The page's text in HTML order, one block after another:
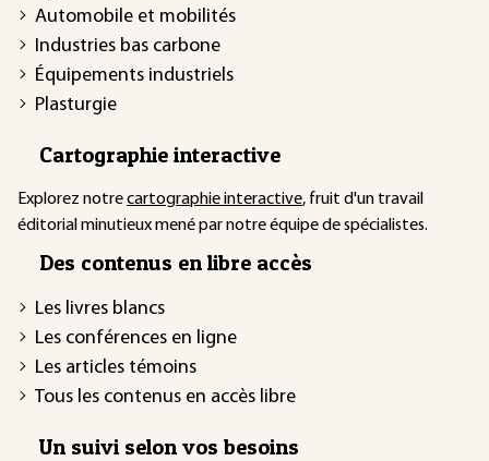
Automobile et mobilités
Industries bas carbone
Équipements industriels
Plasturgie
Cartographie interactive
Explorez notrecartographie interactive, fruit d'un travail
éditorial minutieux mené par notre équipe de spécialistes.
Des contenus en libre accès
Les livres blancs
Les conférences en ligne
Les articles témoins
Tous les contenus en accès libre
Un suivi selon vos besoins